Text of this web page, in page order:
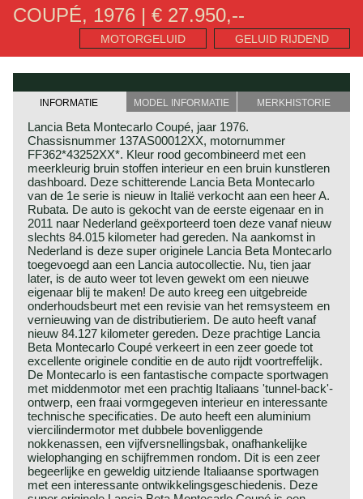
COUPÉ, 1976 | € 27.950,--
MOTORGELUID GELUID RIJDEND
INFORMATIE MODEL INFORMATIE MERKHISTORIE
Lancia Beta Montecarlo Coupé, jaar 1976.
Chassisnummer 137AS00012XX, motornummer
FF362*43252XX*. Kleur rood gecombineerd met een
meerkleurig bruin stoffen interieur en een bruin kunstleren
dashboard. Deze schitterende Lancia Beta Montecarlo
van de 1e serie is nieuw in Italië verkocht aan een heer A.
Rubata. De auto is gekocht van de eerste eigenaar en in
2011 naar Nederland geëxporteerd toen deze vanaf nieuw
slechts 84.015 kilometer had gereden. Na aankomst in
Nederland is deze super originele Lancia Beta Montecarlo
toegevoegd aan een Lancia autocollectie. Nu, tien jaar
later, is de auto weer tot leven gewekt om een nieuwe
eigenaar blij te maken! De auto kreeg een uitgebreide
onderhoudsbeurt met een revisie van het remsysteem en
vernieuwing van de distributieriem. De auto heeft vanaf
nieuw 84.127 kilometer gereden. Deze prachtige Lancia
Beta Montecarlo Coupé verkeert in een zeer goede tot
excellente originele conditie en de auto rijdt voortreffelijk.
De Montecarlo is een fantastische compacte sportwagen
met middenmotor met een prachtig Italiaans 'tunnel-back'-
ontwerp, een fraai vormgegeven interieur en interessante
technische specificaties. De auto heeft een aluminium
viercilindermotor met dubbele bovenliggende
nokkenassen, een vijfversnellingsbak, onafhankelijke
wielophanging en schijfremmen rondom. Dit is een zeer
begeerlijke en geweldig uitziende Italiaanse sportwagen
met een interessante ontwikkelingsgeschiedenis. Deze